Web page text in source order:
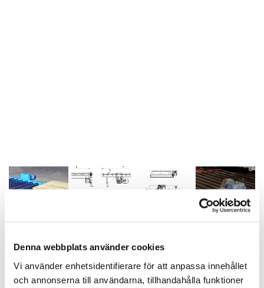
Denna webbplats använder cookies
Vi använder enhetsidentifierare för att anpassa innehållet
och annonserna till användarna, tillhandahålla funktioner